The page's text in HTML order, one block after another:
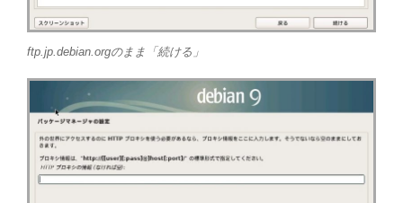
ftp.jp.debian.orgのまま「続ける」